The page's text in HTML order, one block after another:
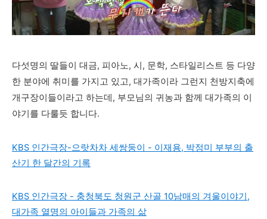
다섯명의 딸들이 대금, 피아노, 시, 문학, 스타일리스트 등 다양
한 분야에 취미를 가지고 있고, 대가족이라 그런지 천방지축에
개구장이들이라고 하는데, 부모님의 귀농과 함께 대가족의 이
야기를 다룰듯 합니다.
KBS 인간극장-으랏차차 세쌍둥이 - 이재용, 박정미 부부의 출
산기 한 달간의 기록
KBS 인간극장 - 충청북도 청원군 산골 10남매의 겨울이야기,
대가족 열명의 아이들과 가족의 삶